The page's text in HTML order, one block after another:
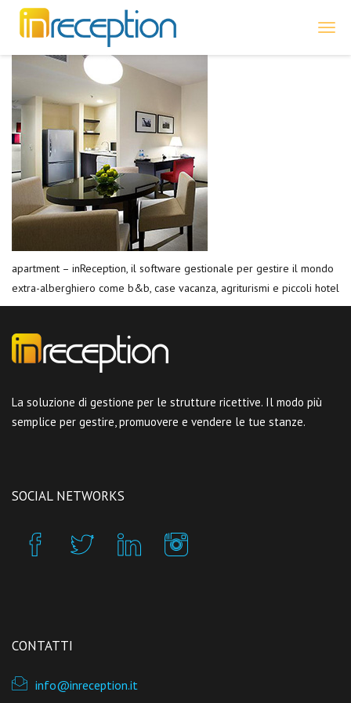
apartment – inReception, il software gestionale per gestire il mondo
extra-alberghiero come b&b, case vacanza, agriturismi e piccoli hotel
La soluzione di gestione per le strutture ricettive. Il modo più
semplice per gestire, promuovere e vendere le tue stanze.
SOCIAL NETWORKS
CONTATTI
info@inreception.it